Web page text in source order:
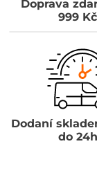
Doprava
999 Kč
Dodaní
do 24h